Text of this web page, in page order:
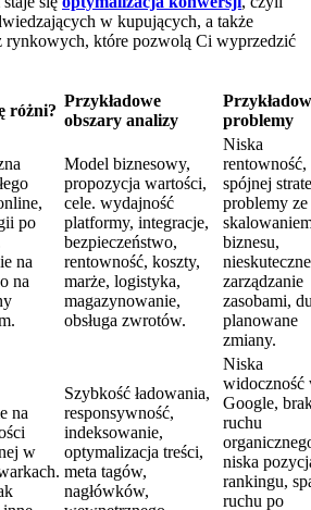
w kupujących, a także
rynkowych, które pozwolą Ci wyprzedzić
różni?
Przykładowe
obszary analizy
problemy
po
na
na
Model biznesowy,
propozycja wartości,
cele. wydajność
platformy, integracje,
bezpieczeństwo,
rentowność, koszty,
marże, logistyka,
magazynowanie,
obsługa zwrotów.
Niska
rentowność,
spójnej
problemy ze
biznesu,
nieskuteczne
zarządzanie
zasobami,
planowane
zmiany.
na
w
Szybkość ładowania,
responsywność,
indeksowanie,
optymalizacja treści,
meta tagów,
nagłówków,
Niska
widoczność
Google,
ruchu
niska
rankingu,
ruchu po